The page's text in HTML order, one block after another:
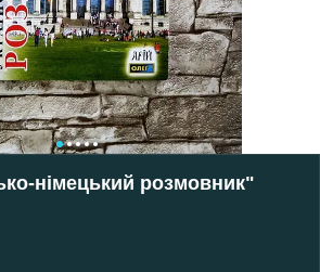
німецький розмовник"